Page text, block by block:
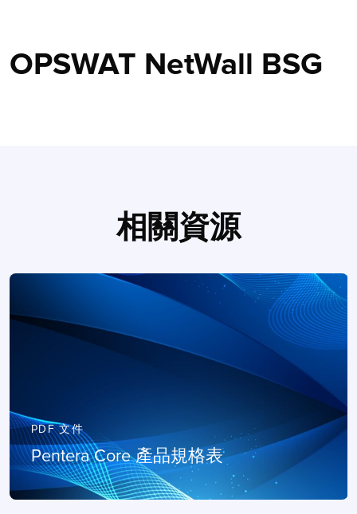
OPSWAT NetWall BSG
相關資源
PDF 文件
Pentera Core 產品規格表